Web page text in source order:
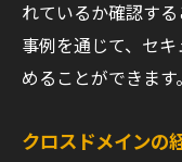
れているか確認す
事例を通じて、セ
めることができます。
クロスドメインの